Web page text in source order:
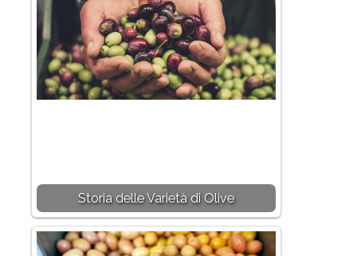
Storia delle Varietà di Olive